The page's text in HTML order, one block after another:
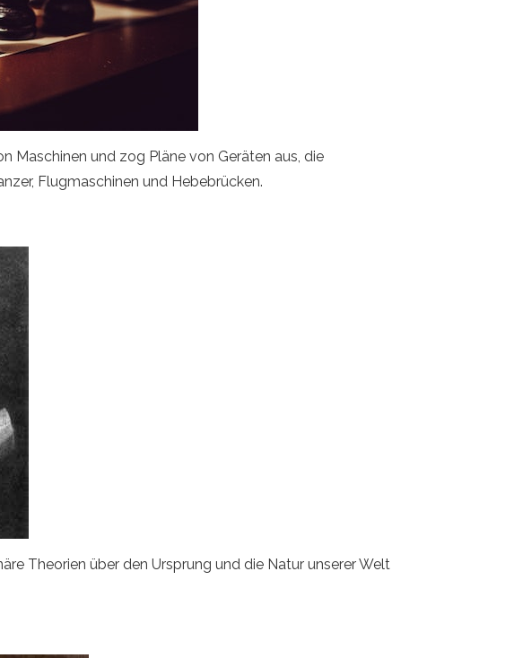
Maschinen und zog Pläne von Geräten aus, die
Flugmaschinen und Hebebrücken.
Theorien über den Ursprung und die Natur unserer Welt